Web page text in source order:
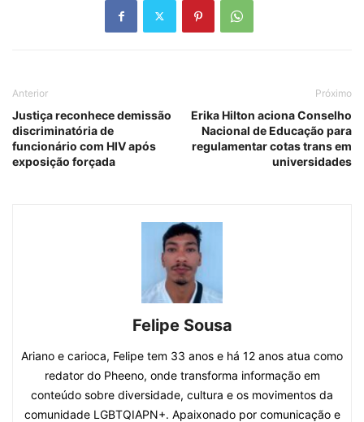
Anterior
Justiça reconhece demissão
discriminatória de
funcionário com HIV após
exposição forçada
Próximo
Erika Hilton aciona Conselho
Nacional de Educação para
regulamentar cotas trans em
universidades
Felipe Sousa
Ariano e carioca, Felipe tem 33 anos e há 12 anos atua como
redator do Pheeno, onde transforma informação em
conteúdo sobre diversidade, cultura e os movimentos da
comunidade LGBTQIAPN+. Apaixonado por comunicação e